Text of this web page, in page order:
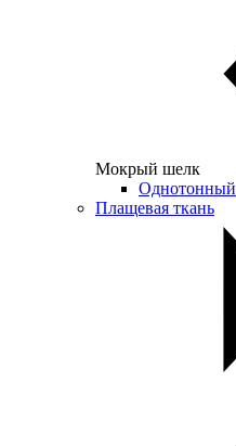
Мокрый шелк
Однотонный
Плащевая ткань